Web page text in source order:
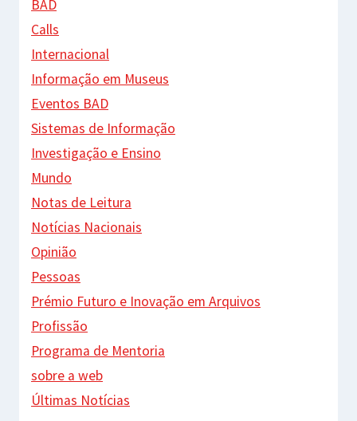
BAD
Calls
Internacional
Informação em Museus
Eventos BAD
Sistemas de Informação
Investigação e Ensino
Mundo
Notas de Leitura
Notícias Nacionais
Opinião
Pessoas
Prémio Futuro e Inovação em Arquivos
Profissão
Programa de Mentoria
sobre a web
Últimas Notícias